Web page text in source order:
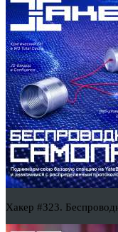
Хакер #323.